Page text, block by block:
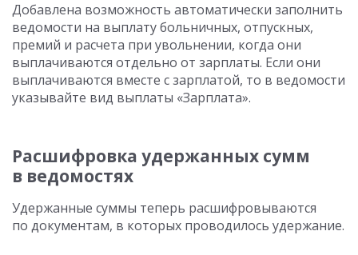
Добавлена возможность автоматически заполнить
ведомости на выплату больничных, отпускных,
премий и расчета при увольнении, когда они
выплачиваются отдельно от зарплаты. Если они
выплачиваются вместе с зарплатой, то в ведомости
указывайте вид выплаты «Зарплата».
Расшифровка удержанных сумм
в ведомостях
Удержанные суммы теперь расшифровываются
по документам, в которых проводилось удержание.